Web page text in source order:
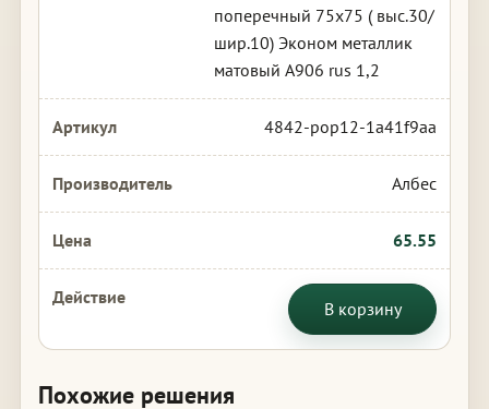
поперечный 75х75 ( выс.30/
шир.10) Эконом металлик
матовый А906 rus 1,2
4842-pop12-1a41f9aa
Албес
65.55
В корзину
Похожие решения